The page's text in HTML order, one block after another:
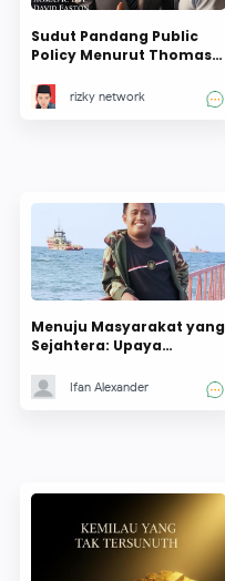
Sudut Pandang Public
Policy Menurut Thomas
Easton : Pendekatan
Empiris atau Teoritis !
rizky network
Menuju Masyarakat yang
Sejahtera: Upaya
di DaerahIfan Alexander